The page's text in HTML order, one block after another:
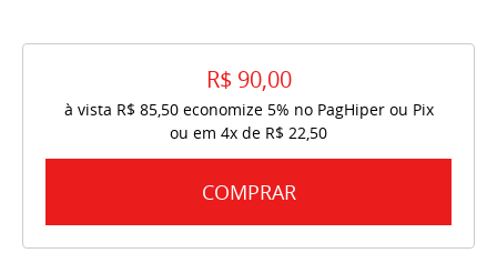
R$ 90,00
à vista R$ 85,50economize 5% no PagHiper ou Pix
ou em 4x de R$ 22,50
COMPRAR